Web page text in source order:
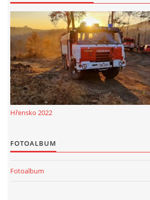
Hřensko 2022
FOTOALBUM
Fotoalbum